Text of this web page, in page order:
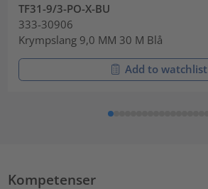
TF31-9/3-PO-X-BU
333-30906
Krympslang 9,0 MM 30 M Blå
Add to watchlist
Kompetenser